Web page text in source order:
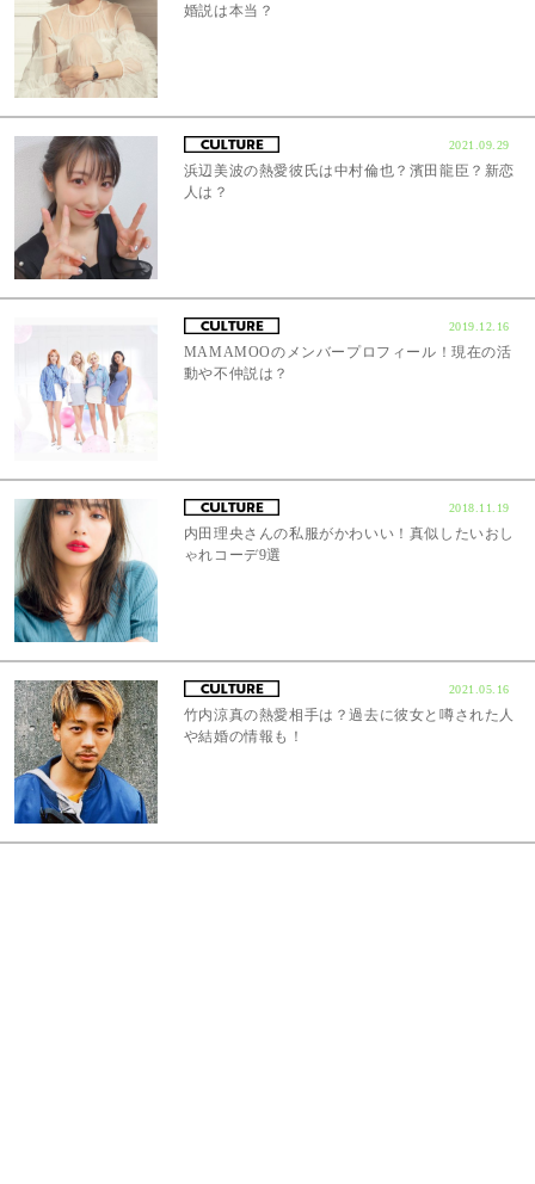
婚説は本当？
2021.09.29
浜辺美波の熱愛彼氏は中村倫也？濱田龍臣？新恋
人は？
2019.12.16
MAMAMOOのメンバープロフィール！現在の活
動や不仲説は？
2018.11.19
内田理央さんの私服がかわいい！真似したいおし
ゃれコーデ9選
2021.05.16
竹内涼真の熱愛相手は？過去に彼女と噂された人
や結婚の情報も！